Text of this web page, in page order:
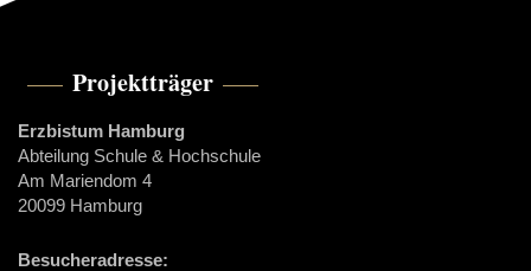
Projektträger
Erzbistum Hamburg
Abteilung Schule & Hochschule
Am Mariendom 4
20099 Hamburg
Besucheradresse: